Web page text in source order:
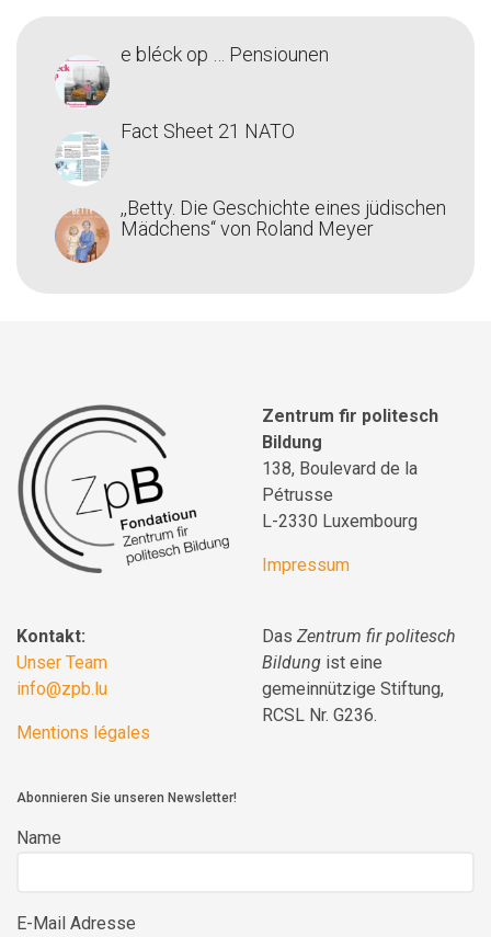
e bléck op … Pensiounen
Fact Sheet 21 NATO
,,Betty. Die Geschichte eines jüdischen
Mädchens‘‘ von Roland Meyer
Zentrum fir politesch
Bildung
138, Boulevard de la
Pétrusse
L-2330 Luxembourg
Impressum
Kontakt:
Unser Team
info@zpb.lu
Mentions légales
Das Zentrum fir politesch
Bildung ist eine
gemeinnützige Stiftung,
RCSL Nr. G236.
Abonnieren Sie unseren Newsletter!
Name
E-Mail Adresse